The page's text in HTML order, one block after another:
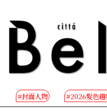
#封面人物 #2026髮色趨